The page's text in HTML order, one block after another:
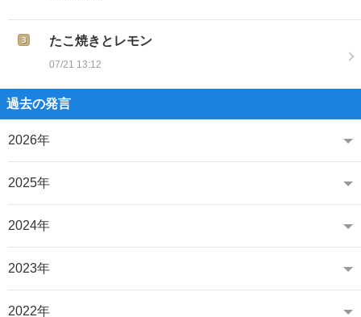
たこ焼きとレモン
07/21 13:12
過去の発言
2026年
2025年
2024年
2023年
2022年